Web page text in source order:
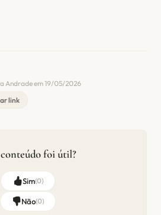
Andrade em 19/05/2026
link
conteúdo foi útil?
Sim(0)
Não(0)